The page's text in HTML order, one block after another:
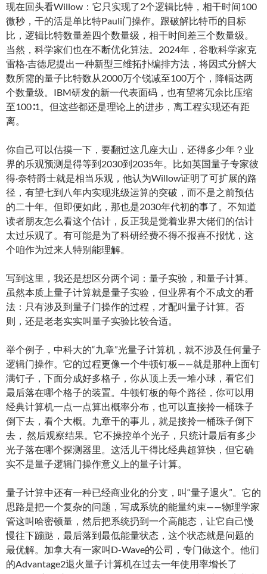
现在回头看Willow：它只实现了2个逻辑比特，相干时间100
微秒，干的活是单比特Pauli门操作。跟破解比特币的目标
比，逻辑比特数量差四个数量级，相干时间差三个数量级。
当然，科学家们也在不断优化算法。2024年，谷歌科学家克
雷格·吉德尼提出一种新型三维拓扑编排方法，将因式分解大
数所需的量子比特数从2000万个锐减至100万个，降幅达两
个数量级。IBM研发的新一代表面码，也有望将冗余比压缩
至100∶1。但这些都还是理论上的进步，离工程实现还有距
离。
你自己可以估摸一下，要翻过这几座大山，还得多少年？业
界的乐观预测是得等到2030到2035年。比如英国量子专家彼
得·奈特爵士就是相当乐观，他认为Willow证明了可扩展的路
径，有望七到八年内实现兆级运算的突破，而不是之前预估
的二十年。但即便如此，那也是2030年代初的事了。不知道
读者朋友怎么看这个估计，反正我是觉着业界大佬们的估计
太过乐观了。有可能是为了科研经费不得不报喜不报忧，这
个咱作为过来人特别能理解。
写到这里，我还是想区分两个词：量子实验，和量子计算。
虽然本质上量子计算就是量子实验，但业界有个不成文的看
法：只有涉及到量子门操作的过程，才配叫量子计算。否
则，还是老老实实叫量子实验比较合适。
举个例子，中科大的“九章”光量子计算机，就不涉及任何量子
逻辑门操作。它的过程更像一个牛顿钉板——就是那种上面钉
满钉子，下面分成好多格子，你从顶上丢一堆小球，看它们
最后落在哪个格子的装置。牛顿钉板的每个路径，你可以用
经典计算机一点一点算出概率分布，也可以直接拎一桶珠子
倒下去，看个大概。九章干的事儿，就是接拎一桶珠子倒下
去， 然后观察结果。它不操控单个光子，只统计最后有多少
光子落在哪个探测器里。这活儿干得比经典超算快，但它确
实不是量子逻辑门操作意义上的量子计算。
量子计算中还有一种已经商业化的分支，叫“量子退火”。它的
思路是把一个复杂的问题，写成系统的能量约束——物理学家
管这叫哈密顿量，然后把系统扔到一个高能态，让它自己慢
慢往下蹦跶，最后落到最低能量状态，这个状态就是问题的
最优解。加拿大有一家叫D-Wave的公司，专门做这个。他们
的Advantage2退火量子计算机在过去一年使用率增长了